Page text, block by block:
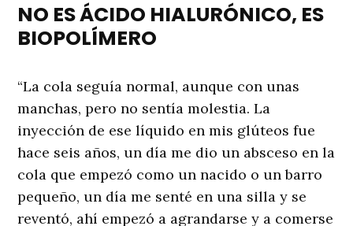
NO ES ÁCIDO HIALURÓNICO, ES
BIOPOLÍMERO
“La cola seguía normal, aunque con unas
manchas, pero no sentía molestia. La
inyección de ese líquido en mis glúteos fue
hace seis años, un día me dio un absceso en la
cola que empezó como un nacido o un barro
pequeño, un día me senté en una silla y se
reventó, ahí empezó a agrandarse y a comerse